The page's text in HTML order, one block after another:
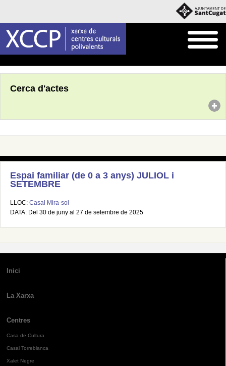
Cerca d'actes
Espai familiar (de 0 a 3 anys) JULIOL i
SETEMBRE
LLOC: Casal Mira-sol
DATA: Del 30 de juny al 27 de setembre de 2025
Inici
La Xarxa
Centres
Casa de Cultura
Casal Torreblanca
Xalet Negre